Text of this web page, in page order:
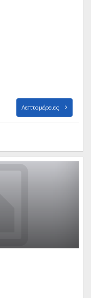
Λεπτομέρειες